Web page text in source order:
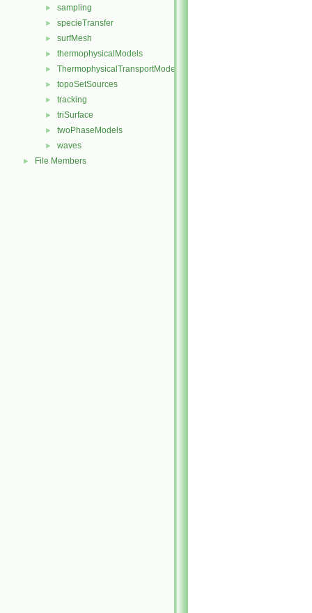
► sampling
► specieTransfer
► surfMesh
► thermophysicalModels
► ThermophysicalTransportModels
► topoSetSources
► tracking
► triSurface
► twoPhaseModels
► waves
► File Members